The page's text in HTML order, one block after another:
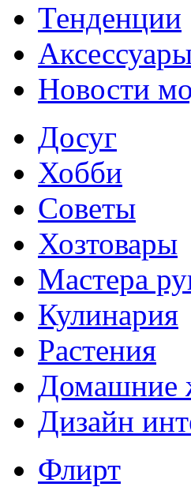
Тенденции
Новости
Досуг
Хобби
Советы
Хозтовары
Мастера
Кулинария
Растения
Домашние
Дизайн
Флирт